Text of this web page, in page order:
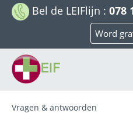
Bel de LEIFlijn : 078
Word
Vragen & antwoorden